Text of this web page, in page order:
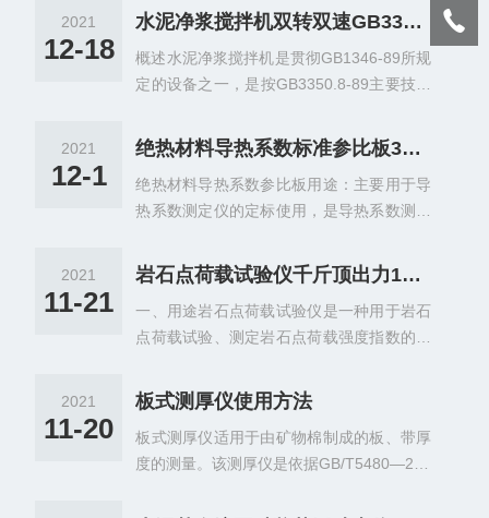
压强度等性能测试。试验机主机与用辅具外
形美观，操作方便，性能稳定可靠。手动阀
控制油缸升降完成试验。同时该机还可应用
于建筑建材、航空航天、机械制造、电线电
验分析，是科研院校、大专院校、工矿企
设备。二、主要功能及特点：1、调速系
统：采用电机驱动，性能稳定可靠，调速范
2021
12-18
水泥净浆搅拌机双转双速GB3350.8
概述水泥净浆搅拌机是贯彻GB1346-89所规
定的设备之一，是按GB3350.8-89主要技术
标准规定的水泥和水混合后搅拌成均匀的试
验用净浆，供测定水泥标准稠度、凝结时间
及制作安定性试块之用，是水泥厂、建筑施
工单位、有关院校及科研单位水泥试验室
规格及技术参数搅拌叶转数速度挡自转r/min
±562±5120±3高速...
2021
12-1
绝热材料导热系数标准参比板300mm×300mm简介
绝热材料导热系数参比板用途：主要用于导
热系数测定仪的定标使用，是导热系数测定
0mm×300mm厚度25-27mm制造商：中国
建筑材料工业技术监督研究中心-标准样品研
究所备注：有证书以及防伪标示有效期年
份：5年有效期至2026年导热系数标准板新
板规格：300mm×300mm厚度25-27mm规
00mm×500mm厚度25-27mm规格：600m
m×6...
2021
11-21
岩石点荷载试验仪千斤顶出力100kN（10T）简介
一、用途岩石点荷载试验仪是一种用于岩石
点荷载试验、测定岩石点荷载强度指数的测
算确定岩石的单轴抗压强度，判定岩石的各
向异性（即不同点载荷强度中醉大与醉小值
之比），确定风化带，预估凿岩速度，对岩
石进行分级等等。岩石点荷载试验仪是一种
2021
11-20
板式测厚仪使用方法
板式测厚仪适用于由矿物棉制成的板、带厚
度的测量。该测厚仪是依据GB/T5480—200